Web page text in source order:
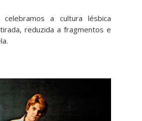
a cultura lésbica
reduzida a fragmentos e